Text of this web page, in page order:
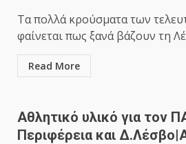
Τα πολλά κρούσματα των
φαίνεται πως ξανά βάζουν τη
Read More
Αθλητικό υλικό για τον
Περιφέρεια και